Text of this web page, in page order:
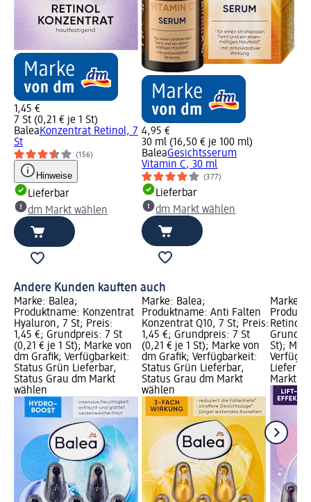
1,45 €
7 St (0,21 € je 1 St)
BaleaKonzentrat Retinol, 7
St
(156)
Hinweise
Lieferbar
dm Markt wählen
4,95 €
30 ml (16,50 € je 100 ml)
BaleaGesichtsserum
Vitamin C, 30 ml
(377)
Lieferbar
dm Markt wählen
Andere Kunden kauften auch
Marke: Balea;
Produktname: Konzentrat
Hyaluron, 7 St; Preis:
1,45 €; Grundpreis: 7 St
(0,21 € je 1 St); Marke von
dm Grafik; Verfügbarkeit:
Status Grün Lieferbar,
Status Grau dm Markt
wählen
Marke: Balea;
Produktname: Anti Falten
Konzentrat Q10, 7 St; Preis:
1,45 €; Grundpreis: 7 St
(0,21 € je 1 St); Marke von
dm Grafik; Verfügbarkeit:
Status Grün Lieferbar,
Status Grau dm Markt
wählen
Marke:
Retinol,
St);
Markt